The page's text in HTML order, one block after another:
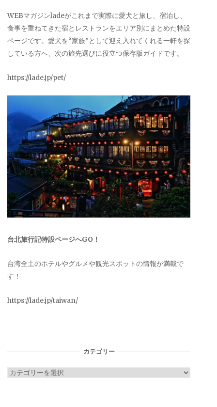
WEBマガジンladeがこれまで実際に愛犬と旅し、宿泊し、
食事を重ねてきた宿とレストランをエリア別にまとめた特設
ページです。愛犬を“家族”として迎え入れてくれる一軒を探
している方へ、次の旅先選びに役立つ保存版ガイドです。
https://lade.jp/pet/
台北旅行記特設ページへGO！
台湾全土のホテルやグルメや観光スポットの情報が満載で
す！
https://lade.jp/taiwan/
カテゴリー
カ